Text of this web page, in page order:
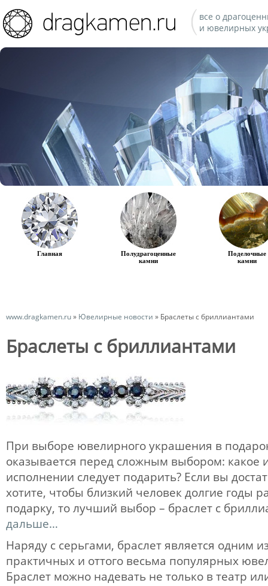
все о
и ювелирных
Главная
Полудрагоценные
камни
Поделочные
камни
www.dragkamen.ru» Ювелирные новости » Браслеты с бриллиантами
Браслеты с бриллиантами
При выборе ювелирного украшения в
оказывается перед сложным выбором: какое
исполнении следует подарить? Если вы
хотите, чтобы близкий человек долгие годы
подарку, то лучший выбор – браслет с
дальше…
Наряду с серьгами, браслет является одним
практичных и оттого весьма популярных
Браслет можно надевать не только в театр